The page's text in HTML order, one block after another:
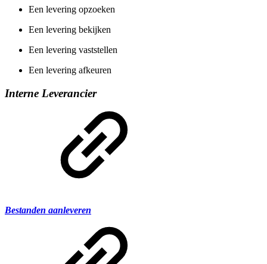
Een levering opzoeken
Een levering bekijken
Een levering vaststellen
Een levering afkeuren
Interne Leverancier
Bestanden aanleveren